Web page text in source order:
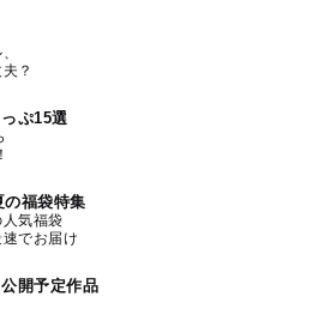
？
ぷ15選
の福袋特集
気福袋
でお届け
開予定作品